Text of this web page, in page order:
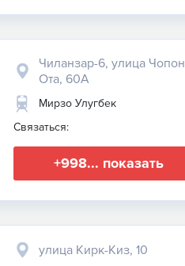
Чиланзар-6, улица Чопон
Ота, 60А
Мирзо Улугбек
Связаться:
+998... показать
улица Кирк-Киз, 10